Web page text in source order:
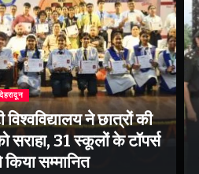
देहरादून
ने छात्रों की
सराहा, 31 स्कूलों के टॉपर्स
किया सम्मानित